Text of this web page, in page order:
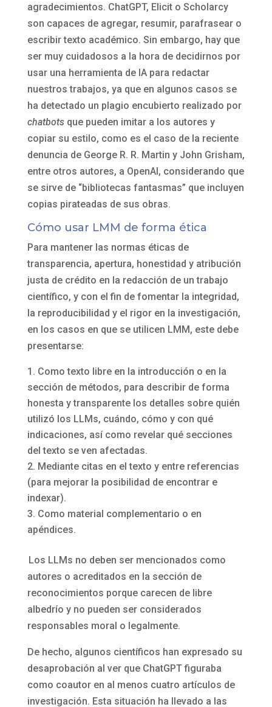
agradecimientos. ChatGPT, Elicit o Scholarcy
son capaces de agregar, resumir, parafrasear o
escribir texto académico. Sin embargo, hay que
ser muy cuidadosos a la hora de decidirnos por
usar una herramienta de IA para redactar
nuestros trabajos, ya que en algunos casos se
ha detectado un plagio encubierto realizado por
chatbots que pueden imitar a los autores y
copiar su estilo, como es el caso de la reciente
denuncia de George R. R. Martin y John Grisham,
entre otros autores, a OpenAI, considerando que
se sirve de “bibliotecas fantasmas” que incluyen
copias pirateadas de sus obras.
Cómo usar LMM de forma ética
Para mantener las normas éticas de
transparencia, apertura, honestidad y atribución
justa de crédito en la redacción de un trabajo
científico, y con el fin de fomentar la integridad,
la reproducibilidad y el rigor en la investigación,
en los casos en que se utilicen LMM, este debe
presentarse:
Como texto libre en la introducción o en la
sección de métodos, para describir de forma
honesta y transparente los detalles sobre quién
utilizó los LLMs, cuándo, cómo y con qué
indicaciones, así como revelar qué secciones
del texto se ven afectadas.
Mediante citas en el texto y entre referencias
(para mejorar la posibilidad de encontrar e
indexar).
Como material complementario o en
apéndices.
Los LLMs no deben ser mencionados como
autores o acreditados en la sección de
reconocimientos porque carecen de libre
albedrío y no pueden ser considerados
responsables moral o legalmente.
De hecho, algunos científicos han expresado su
desaprobación al ver que ChatGPT figuraba
como coautor en al menos cuatro artículos de
investigación. Esta situación ha llevado a las